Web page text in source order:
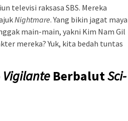
televisi raksasa SBS. Mereka
Nightmare. Yang bikin jagat maya
main-main, yakni Kim Nam Gil
mereka? Yuk, kita bedah tuntas
Vigilante BerbalutSci-